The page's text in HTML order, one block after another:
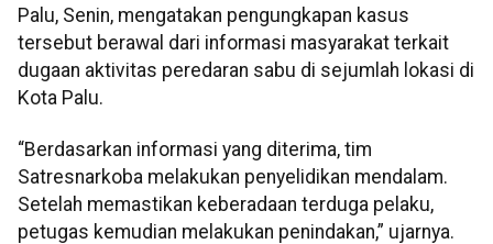
Palu, Senin, mengatakan pengungkapan kasus
tersebut berawal dari informasi masyarakat terkait
dugaan aktivitas peredaran sabu di sejumlah lokasi di
Kota Palu.
“Berdasarkan informasi yang diterima, tim
Satresnarkoba melakukan penyelidikan mendalam.
Setelah memastikan keberadaan terduga pelaku,
petugas kemudian melakukan penindakan,” ujarnya.